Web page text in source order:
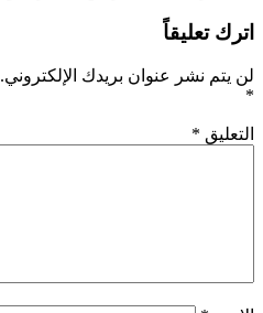
اترك تعليقاً
لن يتم نشر عنوان بريدك الإلكتروني.
*
التعليق *